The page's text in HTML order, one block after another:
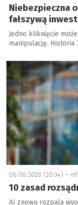
Niebezpieczna
fałszywą
Jedno kliknięcie
manipulację.
a
06.08.2026 (20:34) –
10 zasad
AI znowu rozpala